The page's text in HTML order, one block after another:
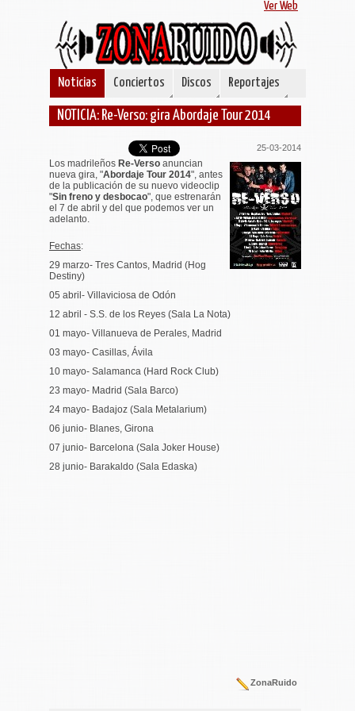
Ver Web
Noticias Conciertos Discos Reportajes
NOTICIA: Re-Verso: gira Abordaje Tour 2014
25-03-2014
Los madrileños Re-Verso anuncian
nueva gira, "Abordaje Tour 2014", antes
de la publicación de su nuevo videoclip
"Sin freno y desbocao", que estrenarán
el 7 de abril y del que podemos ver un
adelanto.
Fechas:
29 marzo- Tres Cantos, Madrid (Hog
Destiny)
05 abril- Villaviciosa de Odón
12 abril - S.S. de los Reyes (Sala La Nota)
01 mayo- Villanueva de Perales, Madrid
03 mayo- Casillas, Ávila
10 mayo- Salamanca (Hard Rock Club)
23 mayo- Madrid (Sala Barco)
24 mayo- Badajoz (Sala Metalarium)
06 junio- Blanes, Girona
07 junio- Barcelona (Sala Joker House)
28 junio- Barakaldo (Sala Edaska)
ZonaRuido